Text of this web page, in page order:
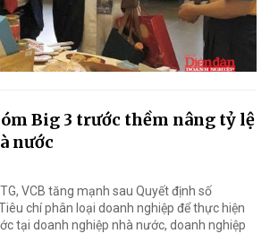
Big 3 trước thềm nâng tỷ lệ
nước
VCB tăng mạnh sau Quyết định số
chí phân loại doanh nghiệp để thực hiện
tại doanh nghiệp nhà nước, doanh nghiệp